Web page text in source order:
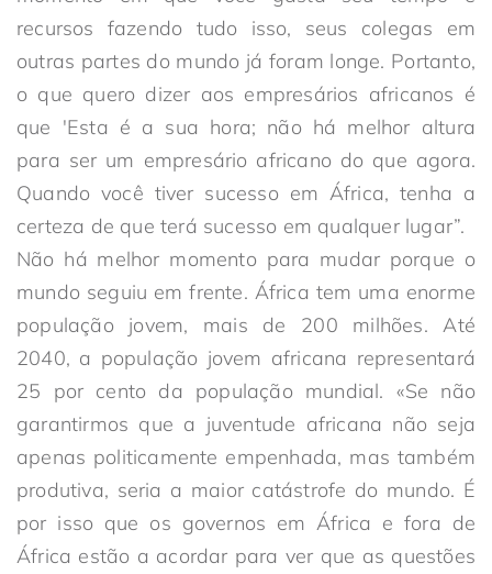
recursos fazendo tudo isso, seus colegas em
outras partes do mundo já foram longe. Portanto,
o que quero dizer aos empresários africanos é
que 'Esta é a sua hora; não há melhor altura
para ser um empresário africano do que agora.
Quando você tiver sucesso em África, tenha a
certeza de que terá sucesso em qualquer lugar”.
Não há melhor momento para mudar porque o
mundo seguiu em frente. África tem uma enorme
população jovem, mais de 200 milhões. Até
2040, a população jovem africana representará
25 por cento da população mundial. «Se não
garantirmos que a juventude africana não seja
apenas politicamente empenhada, mas também
produtiva, seria a maior catástrofe do mundo. É
por isso que os governos em África e fora de
África estão a acordar para ver que as questões